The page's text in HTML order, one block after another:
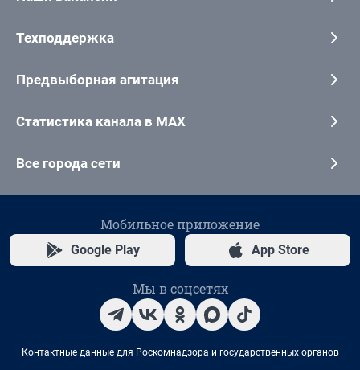
Техподдержка
Предвыборная агитация
Статистика канала в MAX
Все города сети
Мобильное приложение
Google Play App Store
Мы в соцсетях
Контактные данные для Роскомнадзора и государственных органов